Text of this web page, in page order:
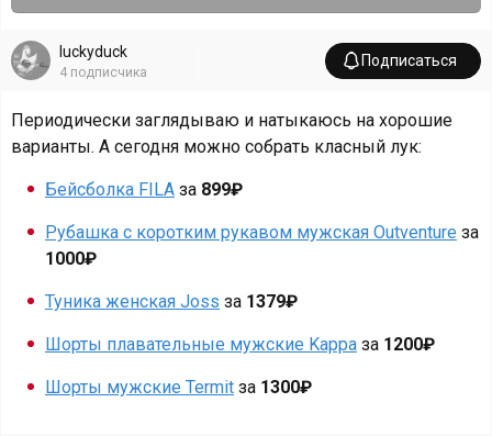
luckyduck
4 подписчика
Подписаться
Периодически заглядываю и натыкаюсь на хорошие
варианты. А сегодня можно собрать класный лук:
Бейсболка FILA за 899₽
Рубашка с коротким рукавом мужская Outventure за
1000₽
Туника женская Joss за 1379₽
Шорты плавательные мужские Kappa за 1200₽
Шорты мужские Termit за 1300₽